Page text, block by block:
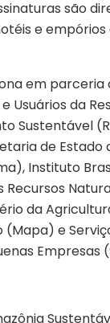
são
e
em parceria
Usuários da
Sustentável
de Estado
Instituto
da
e
Empresas